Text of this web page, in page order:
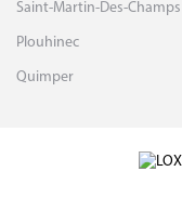
Saint-Martin-Des-Champs
Plouhinec
Quimper